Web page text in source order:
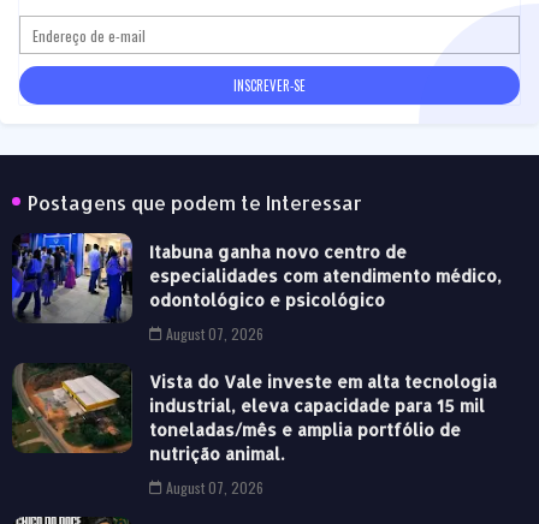
Postagens que podem te Interessar
Itabuna ganha novo centro de
especialidades com atendimento médico,
odontológico e psicológico
August 07, 2026
Vista do Vale investe em alta tecnologia
industrial, eleva capacidade para 15 mil
toneladas/mês e amplia portfólio de
nutrição animal.
August 07, 2026